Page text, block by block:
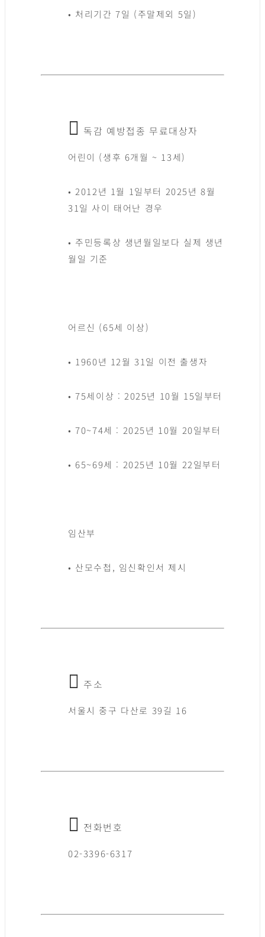
• 처리기간 7일 (주말제외 5일)
독감 예방접종 무료대상자
어린이 (생후 6개월 ~ 13세)
• 2012년 1월 1일부터 2025년 8월
31일 사이 태어난 경우
• 주민등록상 생년월일보다 실제 생년
월일 기준
어르신 (65세 이상)
• 1960년 12월 31일 이전 출생자
• 75세이상 : 2025년 10월 15일부터
• 70~74세 : 2025년 10월 20일부터
• 65~69세 : 2025년 10월 22일부터
임산부
• 산모수첩, 임신확인서 제시
주소
서울시 중구 다산로 39길 16
전화번호
02-3396-6317